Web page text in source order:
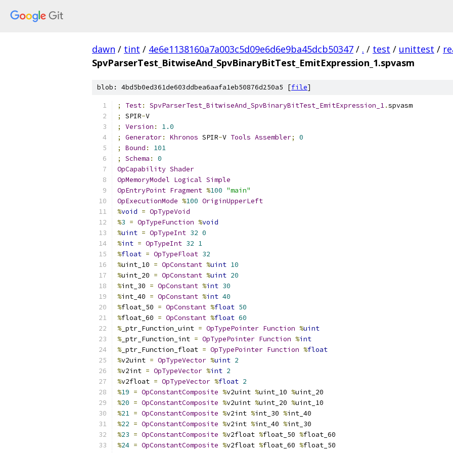
dawn / tint / 4e6e1138160a7a003c5d09e6d6e9ba45dcb50347 / . / test / unittest /
SpvParserTest_BitwiseAnd_SpvBinaryBitTest_EmitExpression_1.spvasm
blob: 4bd5b0ed361de603ddbea6aafa1eb50876d250a5 [file]
; Test: SpvParserTest_BitwiseAnd_SpvBinaryBitTest_EmitExpression_1.spvasm
;
SPIR-V
;
Version :
1.0
;
Generator: Khronos SPIR-V Tools Assembler;
0
;
Bound :
101
;
Schema :
0
OpCapability Shader
OpMemoryModel Logical Simple
OpEntryPoint Fragment %100 "main"
OpExecutionMode %100 OriginUpperLeft
%void = OpTypeVoid
%3 = OpTypeFunction %void
%uint = OpTypeInt 32 0
%int = OpTypeInt 32 1
%float = OpTypeFloat 32
%uint_10 = OpConstant %uint 10
%uint_20 = OpConstant %uint 20
%int_30 = OpConstant %int 30
%int_40 = OpConstant %int 40
%float_50 = OpConstant %float 50
%float_60 = OpConstant %float 60
% _ptr_Function_uint = OpTypePointer Function %uint
% _ptr_Function_int = OpTypePointer Function %int
% _ptr_Function_float = OpTypePointer Function %float
%v2uint = OpTypeVector %uint 2
%v2int = OpTypeVector %int 2
%v2float = OpTypeVector %float 2
%19 = OpConstantComposite %v2uint %uint_10 %uint_20
%20 = OpConstantComposite %v2uint %uint_20 %uint_10
%21 = OpConstantComposite %v2int %int_30 %int_40
%22 = OpConstantComposite %v2int %int_40 %int_30
%23 = OpConstantComposite %v2float %float_50 %float_60
%24 = OpConstantComposite %v2float %float_60 %float_50